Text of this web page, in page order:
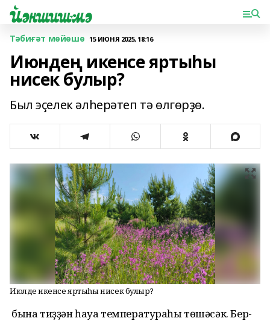
Тәбиғәт мөйөшө 15 ИЮНЯ 2025, 18:16
Июндең икенсе яртыһы
нисек булыр?
Был эҫелек әлһерәтеп тә өлгөрҙө.
Июлдең икенсе яртыһы нисек булыр?
Ә бына тиҙҙән һауа температураһы төшәсәк. Бер-